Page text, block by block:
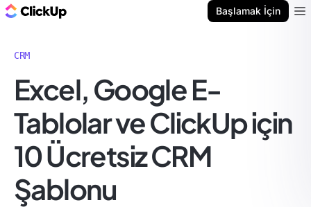
Başlamak İçin
CRM
Excel, Google E-
Tablolar ve ClickUp için
10 Ücretsiz CRM
Şablonu